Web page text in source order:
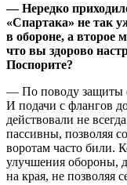
— Нередко
«Спартака» не так
в обороне, а второе
что вы здорово
Поспорите?
— По поводу защиты
И подачи с флангов
действовали не
пассивны, позволяя
воротам часто били.
улучшения обороны,
на края, не позволяя